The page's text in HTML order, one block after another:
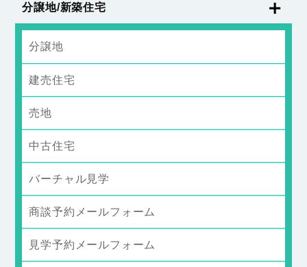
分譲地/新築住宅
分譲地
建売住宅
売地
中古住宅
バーチャル見学
商談予約メールフォーム
見学予約メールフォーム